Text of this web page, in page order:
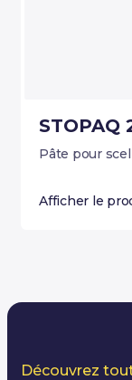
STOPAQ
Pâte pour
Afficher le
Découvrez